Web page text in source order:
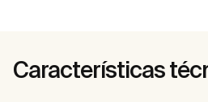
Características